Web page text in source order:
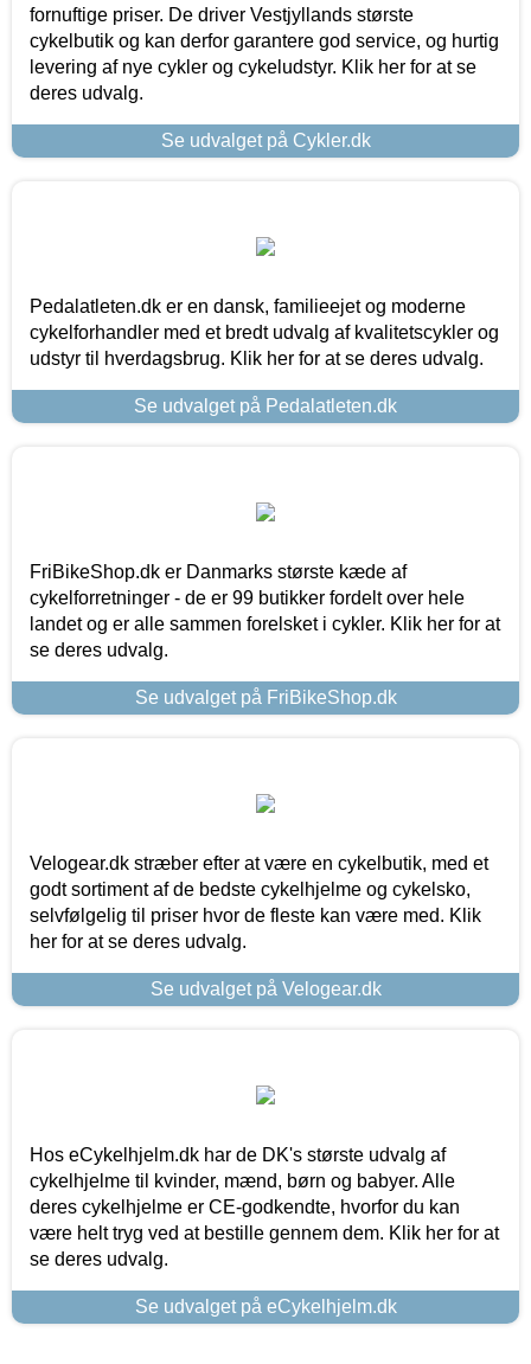
fornuftige priser. De driver Vestjyllands største
cykelbutik og kan derfor garantere god service, og hurtig
levering af nye cykler og cykeludstyr. Klik her for at se
deres udvalg.
Se udvalget på Cykler.dk
Pedalatleten.dk er en dansk, familieejet og moderne
cykelforhandler med et bredt udvalg af kvalitetscykler og
udstyr til hverdagsbrug. Klik her for at se deres udvalg.
Se udvalget på Pedalatleten.dk
FriBikeShop.dk er Danmarks største kæde af
cykelforretninger - de er 99 butikker fordelt over hele
landet og er alle sammen forelsket i cykler. Klik her for at
se deres udvalg.
Se udvalget på FriBikeShop.dk
Velogear.dk stræber efter at være en cykelbutik, med et
godt sortiment af de bedste cykelhjelme og cykelsko,
selvfølgelig til priser hvor de fleste kan være med. Klik
her for at se deres udvalg.
Se udvalget på Velogear.dk
Hos eCykelhjelm.dk har de DK's største udvalg af
cykelhjelme til kvinder, mænd, børn og babyer. Alle
deres cykelhjelme er CE-godkendte, hvorfor du kan
være helt tryg ved at bestille gennem dem. Klik her for at
se deres udvalg.
Se udvalget på eCykelhjelm.dk